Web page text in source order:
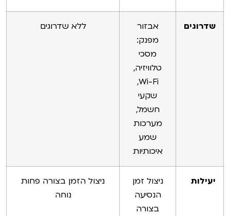
שדרוגים
אבזור
מפנק:
מסכי
טלוויזיה,
Wi-Fi,
שקעי
חשמל,
מערכות
שמע
איכותיות
ללא שדרוגים
יעילות
ניצול זמן
הנסיעה
בצורה
ניצול הזמן בצורה פחות
נוחה